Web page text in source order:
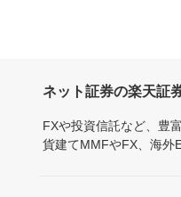
ネット証券の楽天証
FXや投資信託など、豊
貨建てMMFやFX、海外